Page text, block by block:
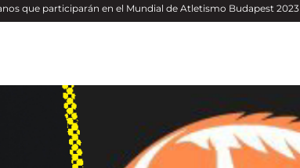
que participarán en el Mundial de Atletismo Budapest 2023